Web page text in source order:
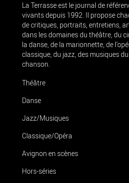
La Terrasse est le journal de
vivants depuis 1992. Il propose
de critiques, portraits, entretiens,
dans les domaines du théâtre, du
la danse, de la marionnette, de
classique, du jazz, des musiques
chanson.
Théâtre
Danse
Jazz/Musiques
Classique/Opéra
Avignon en scènes
Hors-séries